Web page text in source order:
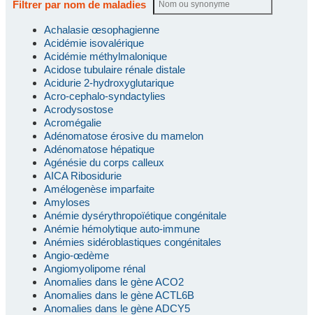
Filtrer par nom de maladies
Achalasie œsophagienne
Acidémie isovalérique
Acidémie méthylmalonique
Acidose tubulaire rénale distale
Acidurie 2-hydroxyglutarique
Acro-cephalo-syndactylies
Acrodysostose
Acromégalie
Adénomatose érosive du mamelon
Adénomatose hépatique
Agénésie du corps calleux
AICA Ribosidurie
Amélogenèse imparfaite
Amyloses
Anémie dysérythropoïétique congénitale
Anémie hémolytique auto-immune
Anémies sidéroblastiques congénitales
Angio-œdème
Angiomyolipome rénal
Anomalies dans le gène ACO2
Anomalies dans le gène ACTL6B
Anomalies dans le gène ADCY5